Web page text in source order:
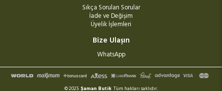
Sıkça Sorulan Sorular
İade ve Değişim
Üyelik İşlemleri
Bize Ulaşın
WhatsApp
© 2025 Şaman ButikTüm hakları saklıdır.